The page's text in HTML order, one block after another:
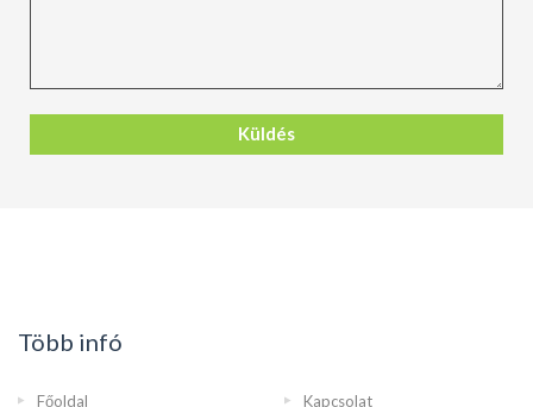
Több infó
Főoldal Kapcsolat